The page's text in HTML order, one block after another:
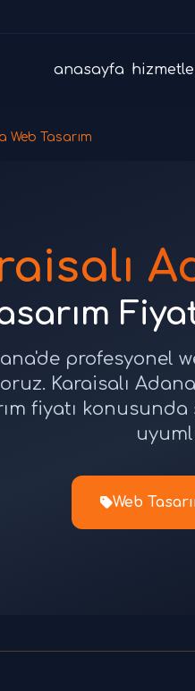
anasayfa
Web Tasarım
profesyonel
Karaisalı
fiyatı
Web